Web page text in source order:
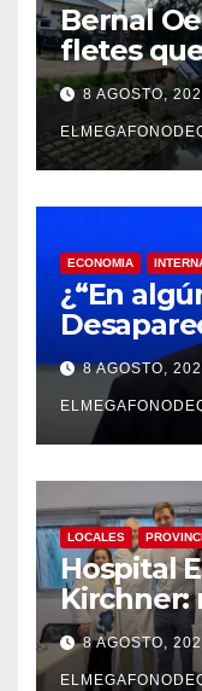
Bernal
fletes
al arroyo
8 AGOSTO,
ECONOMIA
¿“En
responde
8 AGOSTO,
LOCALES
Hospital
Kirchner:
su8 AGOSTO,